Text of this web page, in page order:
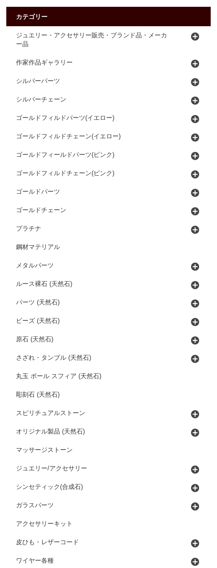
カテゴリー
ジュエリー・アクセサリー販売・ブランド品・メーカ
ー品
作家作品ギャラリー
シルバーパーツ
シルバーチェーン
ゴールドフィルドパーツ(イエロー)
ゴールドフィルドチェーン(イエロー)
ゴールドフィールドパーツ(ピンク)
ゴールドフィルドチェーン(ピンク)
ゴールドパーツ
ゴールドチェーン
プラチナ
鋼材マテリアル
メタルパーツ
ルース裸石 (天然石)
パーツ (天然石)
ビーズ (天然石)
原石 (天然石)
さざれ・タンブル (天然石)
丸玉 ボール スフィア (天然石)
彫刻石 (天然石)
スピリチュアルストーン
オリジナル製品 (天然石)
マッサージストーン
ジュエリー/アクセサリー
シンセティック(合成石)
ガラスパーツ
アクセサリーキット
皮ひも・レザーコード
ワイヤー各種